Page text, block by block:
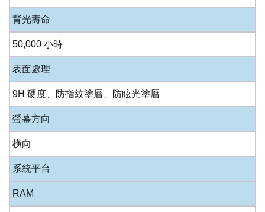
背光壽命
50,000 小時
表面處理
9H 硬度、防指紋塗層、防眩光塗層
螢幕方向
橫向
系統平台
RAM